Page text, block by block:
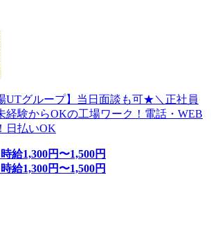
UTグループ】当日面談も可★＼正社員
経験からOKの工場ワーク！電話・WEB
日払いOK
時給1,300円〜1,500円
時給1,300円〜1,500円